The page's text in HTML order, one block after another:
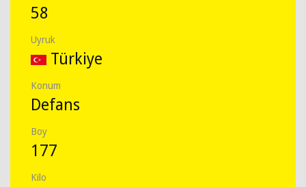
58
Uyruk
Türkiye
Konum
Defans
Boy
177
Kilo